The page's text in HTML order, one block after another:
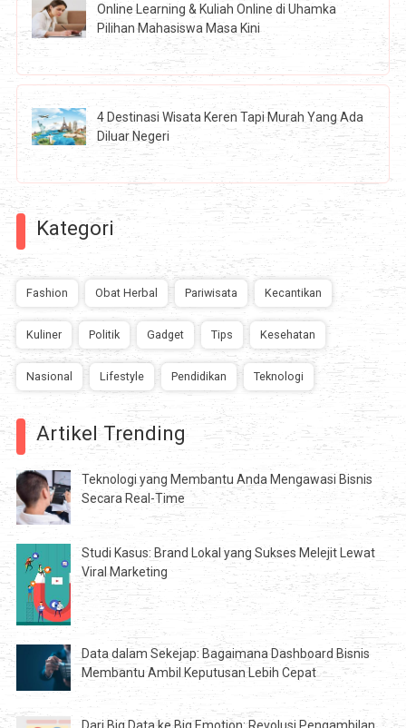
Online Learning & Kuliah Online di Uhamka
Pilihan Mahasiswa Masa Kini
4 Destinasi Wisata Keren Tapi Murah Yang Ada
Diluar Negeri
Kategori
Fashion Obat Herbal Pariwisata Kecantikan
Kuliner Politik Gadget Tips Kesehatan
Nasional Lifestyle Pendidikan Teknologi
Artikel Trending
Teknologi yang Membantu Anda Mengawasi Bisnis
Secara Real-Time
Studi Kasus: Brand Lokal yang Sukses Melejit Lewat
Viral Marketing
Data dalam Sekejap: Bagaimana Dashboard Bisnis
Membantu Ambil Keputusan Lebih Cepat